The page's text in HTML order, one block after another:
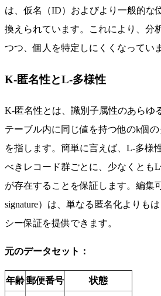
は、仮名（ID）およびより一般的な
換えられています。これにより、分
つつ、個人を特定しにくくなってい
K-匿名性とL-多様性
K-匿名性とは、識別子属性のあらゆ
テーブル内に同じ値を持つ他のk個
を指します。簡単に言えば、L-多様
べきレコード群ごとに、少なくとも
が存在することを保証します。編集
signature）は、単なる匿名化よりも
シー保証を提供できます。
元のデータセット：
年齢郵便番号 状態